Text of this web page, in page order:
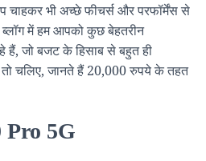
T
भी अच्छे फीचर्स और परफॉर्मेंस से
में हम आपको कुछ बेहतरीन
हैं, जो बजट के हिसाब से बहुत ही
चलिए, जानते हैं 20,000 रुपये के तहत
5G